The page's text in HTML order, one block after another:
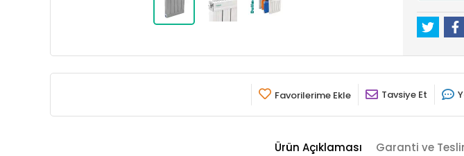
Favorilerime Ekle Tavsiye Et
Ürün Açıklaması Garanti ve